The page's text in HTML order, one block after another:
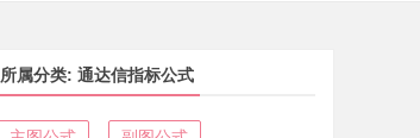
所属分类: 通达信指标公式